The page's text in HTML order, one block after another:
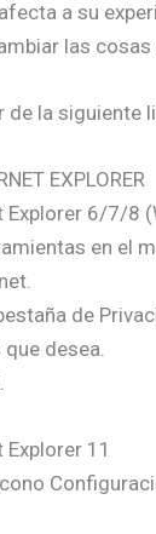
a su
las cosas
de la siguiente
EXPLORER
6/7/8
en el
de
desea.
11